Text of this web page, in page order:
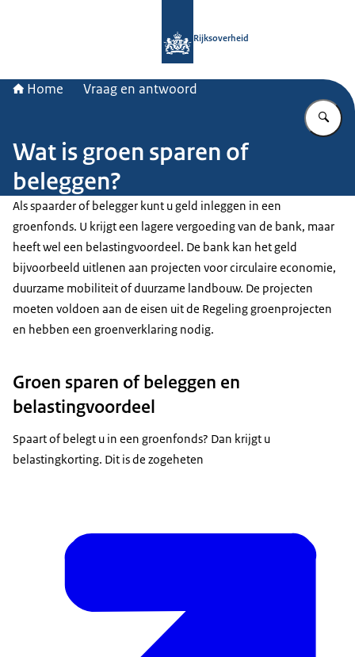
Rijksoverheid
Home Vraag en antwoord
Wat is groen sparen of
beleggen?
Als spaarder of belegger kunt u geld inleggen in een
groenfonds. U krijgt een lagere vergoeding van de bank, maar
heeft wel een belastingvoordeel. De bank kan het geld
bijvoorbeeld uitlenen aan projecten voor circulaire economie,
duurzame mobiliteit of duurzame landbouw. De projecten
moeten voldoen aan de eisen uit de Regeling groenprojecten
en hebben een groenverklaring nodig.
Groen sparen of beleggen en
belastingvoordeel
Spaart of belegt u in een groenfonds? Dan krijgt u
belastingkorting. Dit is de zogeheten